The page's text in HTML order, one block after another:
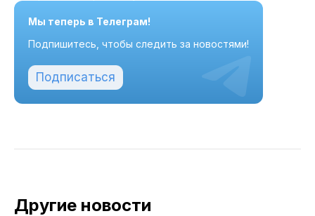
Мы теперь в Телеграм!
Подпишитесь, чтобы следить за новостями!
Подписаться
Другие новости